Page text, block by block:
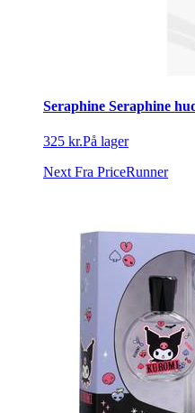
Seraphine Seraphine
325 kr.På lager
Next Fra PriceRunner